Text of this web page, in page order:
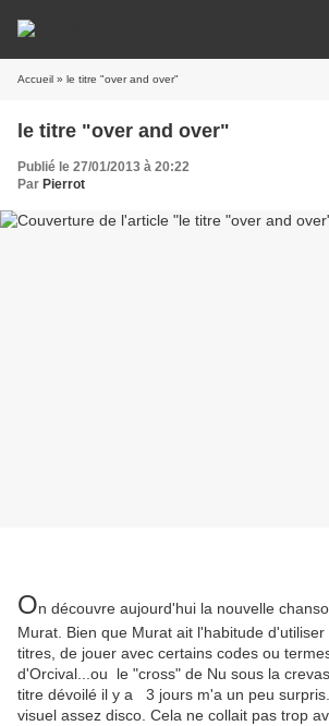
Accueil » le titre "over and over"
le titre "over and over"
Publié le 27/01/2013 à 20:22
Par Pierrot
On découvre aujourd'hui la nouvelle
Murat. Bien que Murat ait l'habitude
titres, de jouer avec certains codes ou
d'Orcival...ou le "cross" de Nu sous la
titre dévoilé il y a 3 jours m'a un peu
visuel assez disco. Cela ne collait pas trop